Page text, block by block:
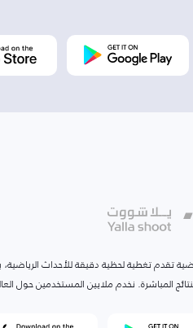
تقدم تغطية لحظية دقيقة للأحداث
المباشرة. نخدم ملايين المستخدمين حول